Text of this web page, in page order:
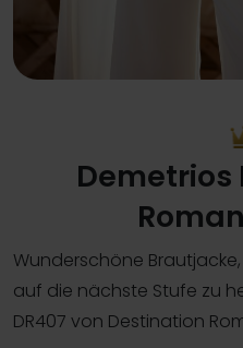
Wunderschöne
auf die nächste Stufe zu
DR407 von Destination